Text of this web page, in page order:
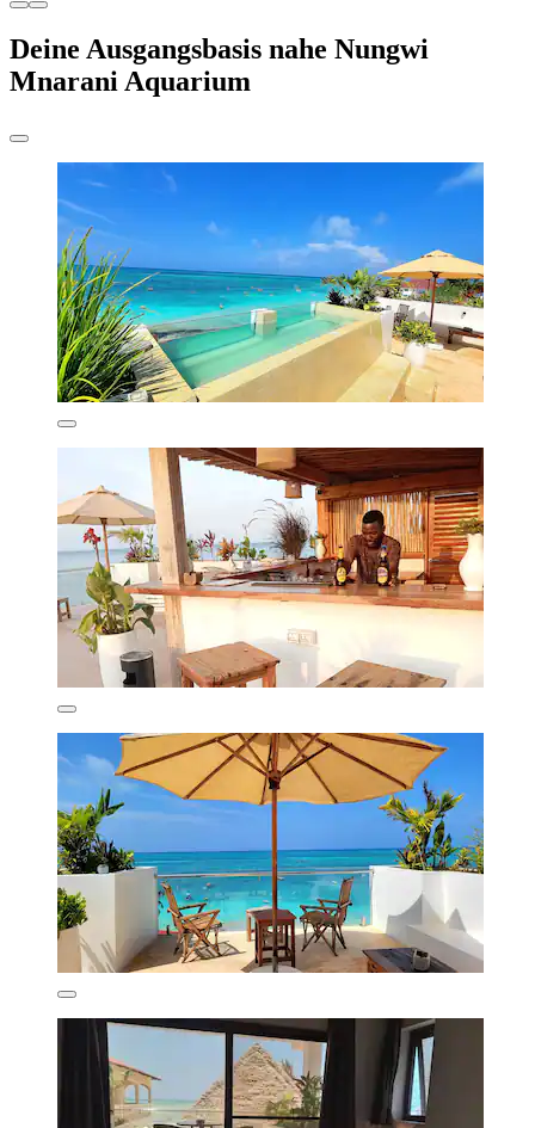
Deine Ausgangsbasis nahe Nungwi
Mnarani Aquarium